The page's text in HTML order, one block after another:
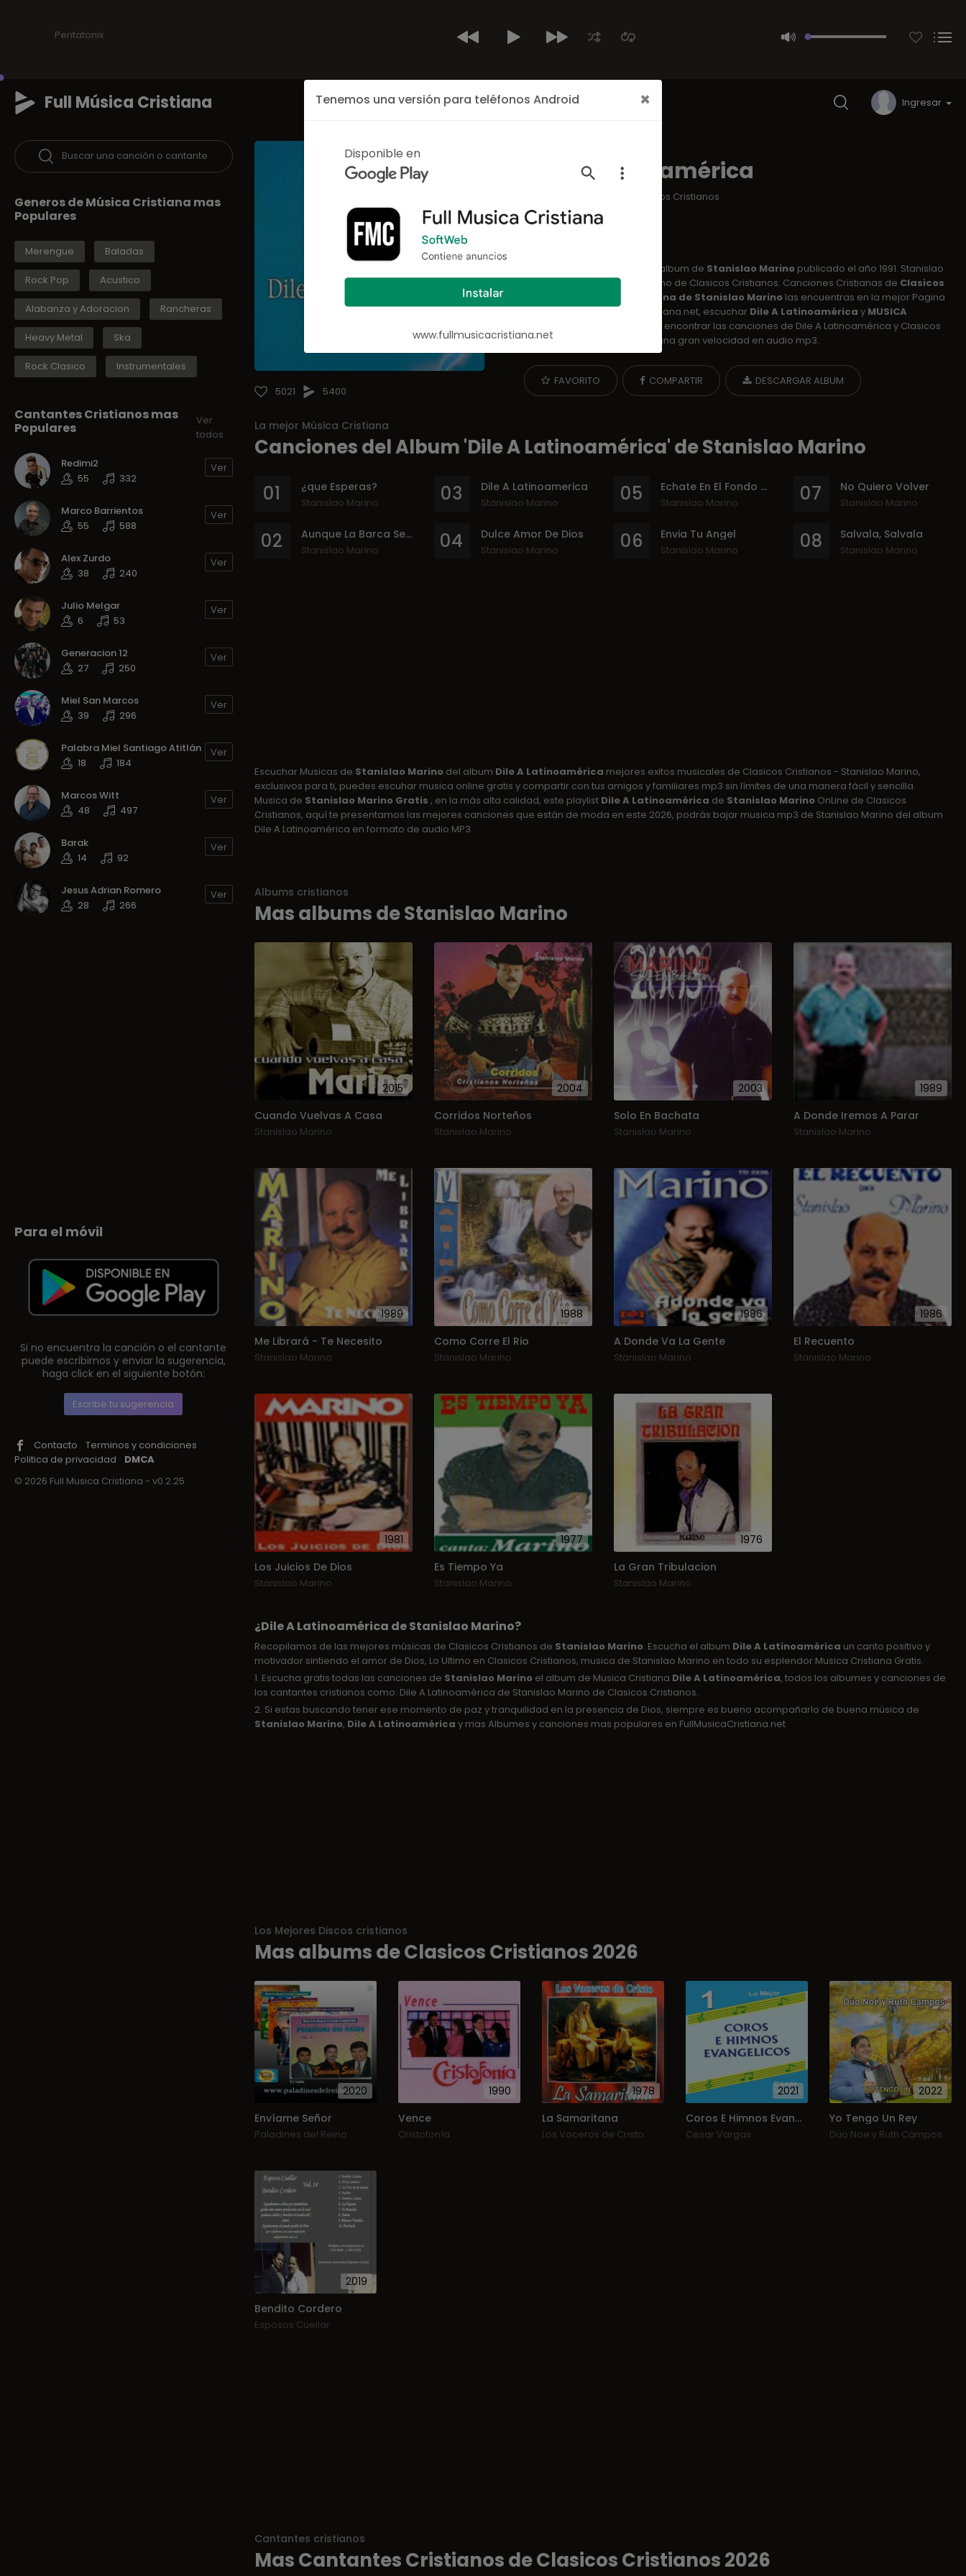
Pentatonix
Full Música Cristiana Inicio Últimos Cantantes Cantantes Ingresar
5021 5400
Dile A Latinoamérica
Clasicos Cristianos
8 canciones
es el album de Stanislao Marino publicado el año 1991. Stanislao
Marino es un cantante Cristiano de Clasicos Cristianos. Canciones Cristianas de Clasicos
Cristianos y Musica Cristiana de Stanislao Marino las encuentras en la mejor Pagina
Web Cristiana FullMusicaCristiana.net, escuchar Dile A Latinoamérica y MUSICA
, buscar y encontrar las canciones de Dile A Latinoamérica y Clasicos
Cristianos para su agrado a una gran velocidad en audio mp3.
FAVORITO COMPARTIR DESCARGAR ALBUM
La mejor Música Cristiana
Canciones del Album 'Dile A Latinoamérica' de Stanislao Marino
01 ¿que Esperas?
Stanislao Marino
02 Aunque La Barca Se Hunda
Stanislao Marino
03 Dile A Latinoamerica
Stanislao Marino
04 Dulce Amor De Dios
Stanislao Marino
05 Echate En El Fondo Del Mar
Stanislao Marino
06 Envia Tu Angel
Stanislao Marino
07 No Quiero Volver
Stanislao Marino
08 Salvala, Salvala
Stanislao Marino
Escuchar Musicas de Stanislao Marino del album Dile A Latinoamérica mejores exitos musicales de Clasicos Cristianos - Stanislao Marino,
exclusivos para ti, puedes escuhar musica online gratis y compartir con tus amigos y familiares mp3 sin límites de una manera fácil y sencilla.
Musica de Stanislao Marino Gratis , en la más alta calidad, este playlist Dile A Latinoamérica de Stanislao Marino OnLine de Clasicos
Cristianos, aquí te presentamos las mejores canciones que están de moda en este 2026, podrás bajar musica mp3 de Stanislao Marino del album
Dile A Latinoamérica en formato de audio MP3.
Albums cristianos
Mas albums de Stanislao Marino
2015
Cuando Vuelvas A Casa
Stanislao Marino
2004
Corridos Norteños
Stanislao Marino
2003
Solo En Bachata
Stanislao Marino
1989
A Donde Iremos A Parar
Stanislao Marino
1989
Me Librará - Te Necesito
Stanislao Marino
1988
Como Corre El Rio
Stanislao Marino
1986
A Donde Va La Gente
Stanislao Marino
1986
El Recuento
Stanislao Marino
1981
Los Juicios De Dios
Stanislao Marino
1977
Es Tiempo Ya
Stanislao Marino
1976
La Gran Tribulacion
Stanislao Marino
¿Dile A Latinoamérica de Stanislao Marino?
Recopilamos de las mejores músicas de Clasicos Cristianos de Stanislao Marino. Escucha el album Dile A Latinoamérica un canto positivo y
motivador sintiendo el amor de Dios, Lo Ultimo en Clasicos Cristianos, musica de Stanislao Marino en todo su esplendor Musica Cristiana Gratis.
1. Escucha gratis todas las canciones de Stanislao Marino el album de Musica Cristiana Dile A Latinoamérica, todos los albumes y canciones de
los cantantes cristianos como: Dile A Latinoamérica de Stanislao Marino de Clasicos Cristianos.
2. Si estas buscando tener ese momento de paz y tranquilidad en la presencia de Dios, siempre es bueno acompañarlo de buena música de
Stanislao Marino, Dile A Latinoamérica y mas Albumes y canciones mas populares en FullMusicaCristiana.net
Los Mejores Discos cristianos
Mas albums de Clasicos Cristianos 2026
2020
Envíame Señor
Paladines del Reino
1990
Vence
Cristofonía
1978
La Samaritana
Los Voceros de Cristo
2021
Coros E Himnos Evangélicos, Vol. 1
Cesar Vargas
2022
Yo Tengo Un Rey
Duo Noe y Ruth Campos
2019
Bendito Cordero
Esposos Cuellar
Cantantes cristianos
Mas Cantantes Cristianos de Clasicos Cristianos 2026
Buscar una canción o cantante
Generos de Música Cristiana mas
Populares
Merengue Baladas
Rock Pop Acustico
Alabanza y Adoracion Rancheras
Heavy Metal Ska
Rock Clasico Instrumentales
Cantantes Cristianos mas
Populares
Ver
todos
Redimi2
55
332
Ver
Marco Barrientos
55
588
Ver
Alex Zurdo
38
240
Ver
Julio Melgar
6
53
Ver
Generacion 12
27
250
Ver
Miel San Marcos
39
296
Ver
Palabra Miel Santiago Atitlán
18
184
Ver
Marcos Witt
48
497
Ver
Barak
14
92
Ver
Jesus Adrian Romero
28
266
Ver
Para el móvil
Si no encuentra la canción o el cantante
puede escribirnos y enviar la sugerencia,
haga click en el siguiente botón:
Escribe tu sugerencia
Contacto
Terminos y condiciones
Politica de privacidad
DMCA
© 2026 Full Musica Cristiana - v0.2.25
Tenemos una versión para teléfonos Android ×
Disponible en
www.fullmusicacristiana.net